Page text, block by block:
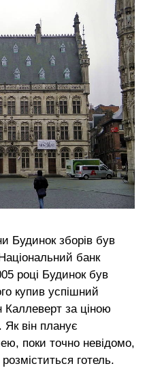
Будинок зборів був
банк
році Будинок був
купив успішний
за ціною
Як він планує
поки точно невідомо,
готель.